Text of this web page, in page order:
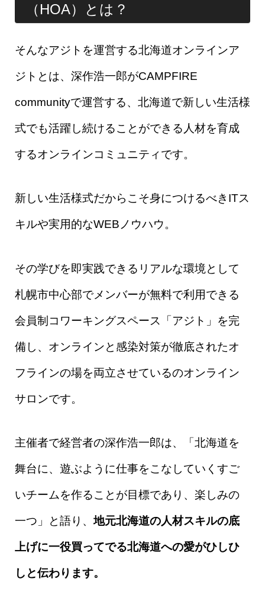
（HOA）とは？
そんなアジトを運営する北海道オンラインア
ジトとは、深作浩一郎がCAMPFIRE
communityで運営する、北海道で新しい生活様
式でも活躍し続けることができる人材を育成
するオンラインコミュニティです。
新しい生活様式だからこそ身につけるべきITス
キルや実用的なWEBノウハウ。
その学びを即実践できるリアルな環境として
札幌市中心部でメンバーが無料で利用できる
会員制コワーキングスペース「アジト」を完
備し、オンラインと感染対策が徹底されたオ
フラインの場を両立させているのオンライン
サロンです。
主催者で経営者の深作浩一郎は、「北海道を
舞台に、遊ぶように仕事をこなしていくすご
いチームを作ることが目標であり、楽しみの
一つ」と語り、地元北海道の人材スキルの底
上げに一役買ってでる北海道への愛がひしひ
しと伝わります。